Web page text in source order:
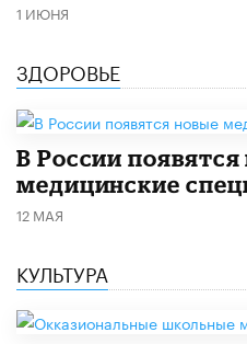
1 ИЮНЯ
ЗДОРОВЬЕ
В России
медицинские
12 МАЯ
КУЛЬТУРА